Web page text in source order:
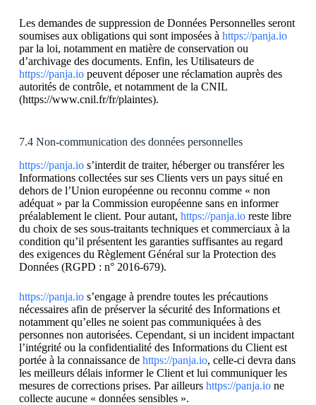
Les demandes de suppression de Données Personnelles seront
soumises aux obligations qui sont imposées à https://panja.io
par la loi, notamment en matière de conservation ou
d’archivage des documents. Enfin, les Utilisateurs de
https://panja.iopeuvent déposer une réclamation auprès des
autorités de contrôle, et notamment de la CNIL
(https://www.cnil.fr/fr/plaintes).
7.4 Non-communication des données personnelles
https://panja.ios’interdit de traiter, héberger ou transférer les
Informations collectées sur ses Clients vers un pays situé en
dehors de l’Union européenne ou reconnu comme « non
adéquat » par la Commission européenne sans en informer
préalablement le client. Pour autant, https://panja.ioreste libre
du choix de ses sous-traitants techniques et commerciaux à la
condition qu’il présentent les garanties suffisantes au regard
des exigences du Règlement Général sur la Protection des
Données (RGPD : n° 2016-679).
https://panja.ios’engage à prendre toutes les précautions
nécessaires afin de préserver la sécurité des Informations et
notamment qu’elles ne soient pas communiquées à des
personnes non autorisées. Cependant, si un incident impactant
l’intégrité ou la confidentialité des Informations du Client est
portée à la connaissance de https://panja.io, celle-ci devra dans
les meilleurs délais informer le Client et lui communiquer les
mesures de corrections prises. Par ailleurs https://panja.ione
collecte aucune « données sensibles ».